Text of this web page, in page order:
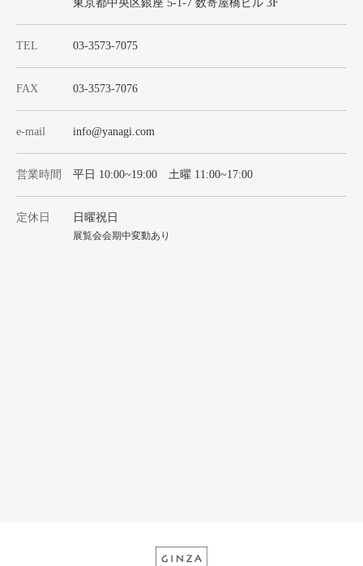
東京都中央区銀座 5-1-7 数寄屋橋ビル 3F
TEL 03-3573-7075
FAX 03-3573-7076
e-mail info@yanagi.com
営業時間 平日 10:00~19:00 土曜 11:00~17:00
定休日 日曜祝日
展覧会会期中変動あり